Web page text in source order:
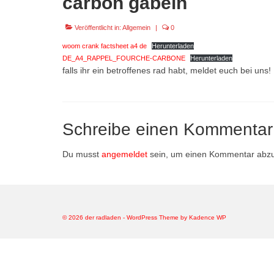
Veröffentlicht in: Allgemein | 0
woom crank factsheet a4 de
Herunterladen
DE_A4_RAPPEL_FOURCHE-CARBONE
Herunterladen
falls ihr ein betroffenes rad habt, meldet euch bei uns!
Schreibe einen Kommentar
Du musst angemeldet sein, um einen Kommentar
© 2026 der radladen - WordPress Theme by Kadence WP